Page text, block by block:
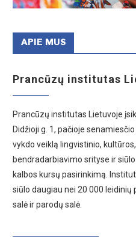
APIE MUS
Prancūzų institutas
Prancūzų institutas Lietuvoje
Didžioji g. 1, pačioje
vykdo veiklą lingvistinio,
bendradarbiavimo srityse ir
kalbos kursų pasirinkimą.
siūlo daugiau nei 20 000 leidinių
salė ir parodų salė.